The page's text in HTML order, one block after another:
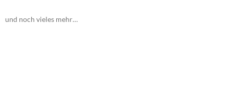
und noch vieles mehr…